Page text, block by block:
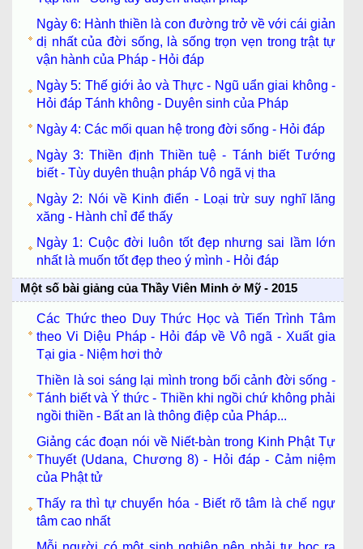
Ngày 6: Hành thiền là con đường trở về với cái giản
dị nhất của đời sống, là sống trọn vẹn trong trật tự
vận hành của Pháp - Hỏi đáp
Ngày 5: Thế giới ảo và Thực - Ngũ uẩn giai không -
Hỏi đáp Tánh không - Duyên sinh của Pháp
Ngày 4: Các mối quan hệ trong đời sống - Hỏi đáp
Ngày 3: Thiền định Thiền tuệ - Tánh biết Tướng
biết - Tùy duyên thuận pháp Vô ngã vị tha
Ngày 2: Nói về Kinh điển - Loại trừ suy nghĩ lăng
xăng - Hành chỉ để thấy
Ngày 1: Cuộc đời luôn tốt đẹp nhưng sai lầm lớn
nhất là muốn tốt đẹp theo ý mình - Hỏi đáp
Một số bài giảng của Thầy Viên Minh ở Mỹ - 2015
Các Thức theo Duy Thức Học và Tiến Trình Tâm
theo Vi Diệu Pháp - Hỏi đáp về Vô ngã - Xuất gia
Tại gia - Niệm hơi thở
Thiền là soi sáng lại mình trong bối cảnh đời sống -
Tánh biết và Ý thức - Thiền khi ngồi chứ không phải
ngồi thiền - Bất an là thông điệp của Pháp...
Giảng các đoạn nói về Niết-bàn trong Kinh Phật Tự
Thuyết (Udana, Chương 8) - Hỏi đáp - Cảm niệm
của Phật tử
Thấy ra thì tự chuyển hóa - Biết rõ tâm là chế ngự
tâm cao nhất